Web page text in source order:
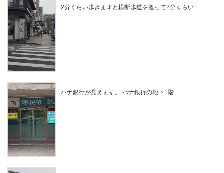
2分くらい歩きますと横断歩道を渡って2分くらい
ハナ銀行が見えます。 ハナ銀行の地下1階